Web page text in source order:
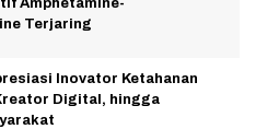
Amphetamine-
Terjaring
Inovator Ketahanan
Digital, hingga